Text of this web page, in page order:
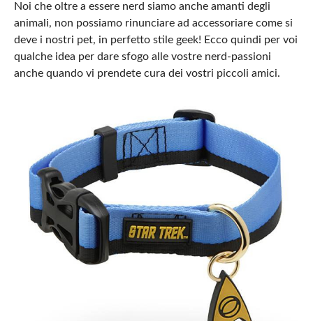
Noi che oltre a essere nerd siamo anche amanti degli
animali, non possiamo rinunciare ad accessoriare come si
deve i nostri pet, in perfetto stile geek! Ecco quindi per voi
qualche idea per dare sfogo alle vostre nerd-passioni
anche quando vi prendete cura dei vostri piccoli amici.